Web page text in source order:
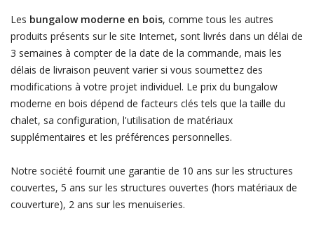
Les bungalow moderne en bois, comme tous les autres
produits présents sur le site Internet, sont livrés dans un délai de
3 semaines à compter de la date de la commande, mais les
délais de livraison peuvent varier si vous soumettez des
modifications à votre projet individuel. Le prix du bungalow
moderne en bois dépend de facteurs clés tels que la taille du
chalet, sa configuration, l'utilisation de matériaux
supplémentaires et les préférences personnelles.
Notre société fournit une garantie de 10 ans sur les structures
couvertes, 5 ans sur les structures ouvertes (hors matériaux de
couverture), 2 ans sur les menuiseries.